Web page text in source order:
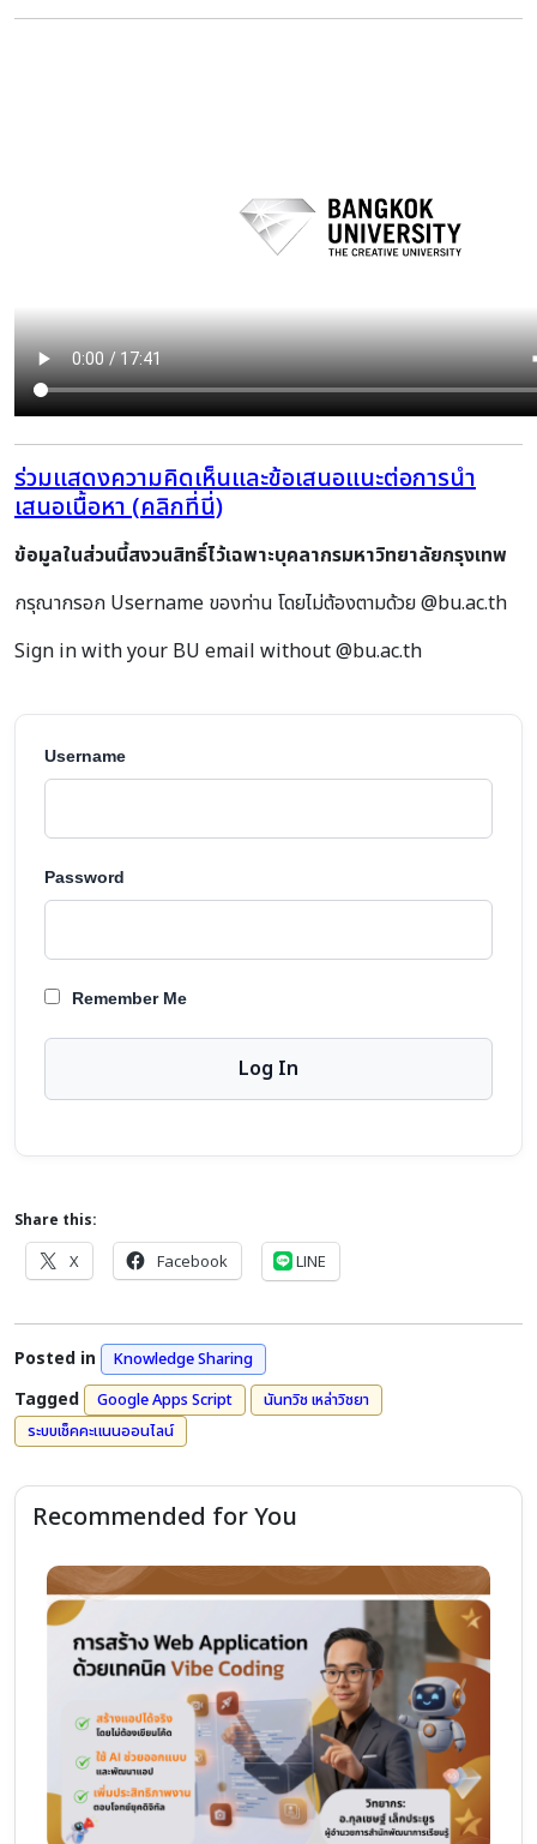
ร่วมแสดงความคิดเห็นและข้อเสนอแนะต่อการนำ
เสนอเนื้อหา (คลิกที่นี่)
ข้อมูลในส่วนนี้สงวนสิทธิ์ไว้เฉพาะบุคลากรมหาวิทยาลัยกรุงเทพ
กรุณากรอก Username ของท่าน โดยไม่ต้องตามด้วย @bu.ac.th
Sign in with your BU email without @bu.ac.th
Username
Password
Remember Me
Share this:
X
Facebook LINE
Posted in Knowledge Sharing
Tagged Google Apps Script
นันทวิช เหล่าวิชยา
ระบบเช็คคะแนนออนไลน์
Recommended for You